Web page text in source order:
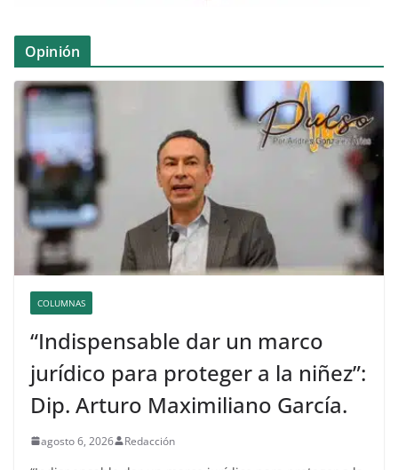
Opinión
COLUMNAS
“Indispensable dar un marco
jurídico para proteger a la niñez”:
Dip. Arturo Maximiliano García.
agosto 6, 2026 Redacción